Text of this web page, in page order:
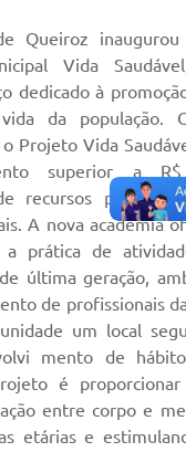
Queiroz
Vida
dedicado à
da população.
Projeto Vida
superior a R$
recursos próprios
A nova academia
a prática de
última geração,
de profissionais
um local
mento de
é
entre corpo e
etárias e